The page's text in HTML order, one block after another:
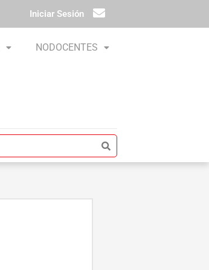
Iniciar Sesión
NODOCENTES